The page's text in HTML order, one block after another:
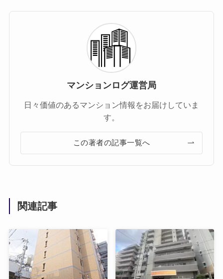
マンションログ運営局
日々価値のあるマンション情報をお届けしていま
す。
この著者の記事一覧へ
関連記事